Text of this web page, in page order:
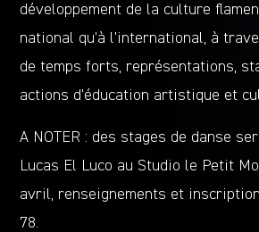
développement de la culture
national qu’à l’international, à
de temps forts, représentations,
actions d’éducation artistique et
A NOTER : des stages de danse
Lucas El Luco au Studio le Petit
avril, renseignements et
78.